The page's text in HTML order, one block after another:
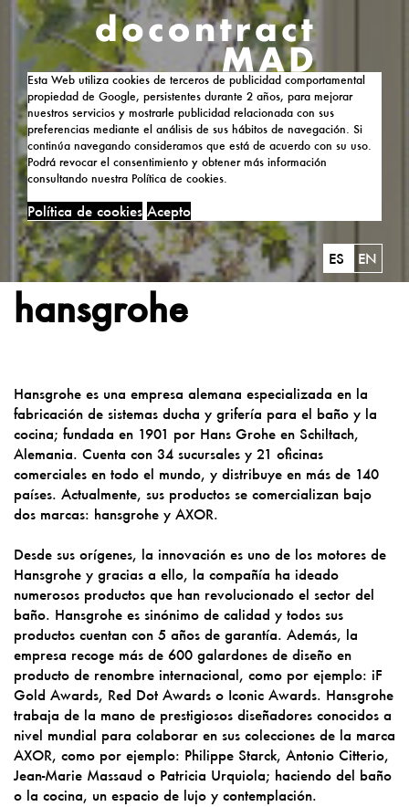
Esta Web utiliza cookies de terceros de publicidad comportamental
propiedad de Google, persistentes durante 2 años, para mejorar
nuestros servicios y mostrarle publicidad relacionada con sus
preferencias mediante el análisis de sus hábitos de navegación. Si
continúa navegando consideramos que está de acuerdo con su uso.
Podrá revocar el consentimiento y obtener más información
consultando nuestra Política de cookies.
Política de cookies Acepto
ES EN
hansgrohe
Hansgrohe es una empresa alemana especializada en la
fabricación de sistemas ducha y grifería para el baño y la
cocina; fundada en 1901 por Hans Grohe en Schiltach,
Alemania. Cuenta con 34 sucursales y 21 oficinas
comerciales en todo el mundo, y distribuye en más de 140
países. Actualmente, sus productos se comercializan bajo
dos marcas: hansgrohe y AXOR.
Desde sus orígenes, la innovación es uno de los motores de
Hansgrohe y gracias a ello, la compañía ha ideado
numerosos productos que han revolucionado el sector del
baño. Hansgrohe es sinónimo de calidad y todos sus
productos cuentan con 5 años de garantía. Además, la
empresa recoge más de 600 galardones de diseño en
producto de renombre internacional, como por ejemplo: iF
Gold Awards, Red Dot Awards o Iconic Awards. Hansgrohe
trabaja de la mano de prestigiosos diseñadores conocidos a
nivel mundial para colaborar en sus colecciones de la marca
AXOR, como por ejemplo: Philippe Starck, Antonio Citterio,
Jean-Marie Massaud o Patricia Urquiola; haciendo del baño
o la cocina, un espacio de lujo y contemplación.